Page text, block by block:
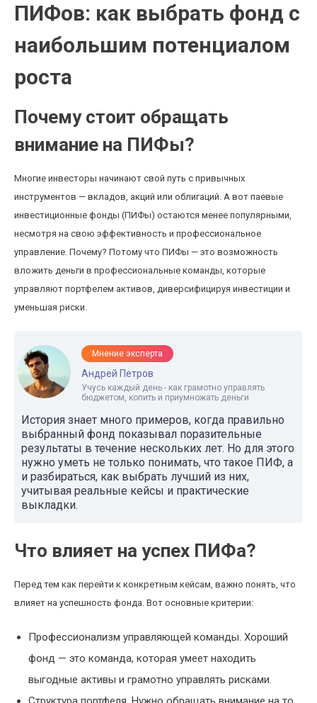
ПИФов: как выбрать фонд с
наибольшим потенциалом
роста
Почему стоит обращать
внимание на ПИФы?
Многие инвесторы начинают свой путь с привычных
инструментов — вкладов, акций или облигаций. А вот паевые
инвестиционные фонды (ПИФы) остаются менее популярными,
несмотря на свою эффективность и профессиональное
управление. Почему? Потому что ПИФы — это возможность
вложить деньги в профессиональные команды, которые
управляют портфелем активов, диверсифицируя инвестиции и
уменьшая риски.
Мнение эксперта
Андрей Петров
Учусь каждый день - как грамотно управлять
бюджетом, копить и приумножать деньги
История знает много примеров, когда правильно
выбранный фонд показывал поразительные
результаты в течение нескольких лет. Но для этого
нужно уметь не только понимать, что такое ПИФ, а
и разбираться, как выбрать лучший из них,
учитывая реальные кейсы и практические
выкладки.
Что влияет на успех ПИФа?
Перед тем как перейти к конкретным кейсам, важно понять, что
влияет на успешность фонда. Вот основные критерии:
Профессионализм управляющей команды. Хороший
фонд — это команда, которая умеет находить
выгодные активы и грамотно управлять рисками.